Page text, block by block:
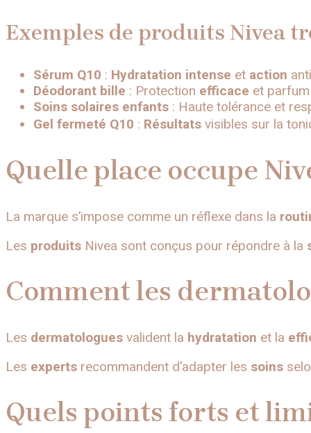
Exemples de produits Nivea
Sérum Q10 : Hydratation intense et action
Déodorant bille : Protection efficace et
Soins solaires enfants : Haute tolérance et
Gel fermeté Q10 : Résultats visibles sur la
Quelle place occupe
La marque s’impose comme un réflexe dans la
Les produits Nivea sont conçus pour répondre à la
Comment les
Les dermatologues valident la hydratation et la
Les experts recommandent d’adapter les soins
Quels points forts et